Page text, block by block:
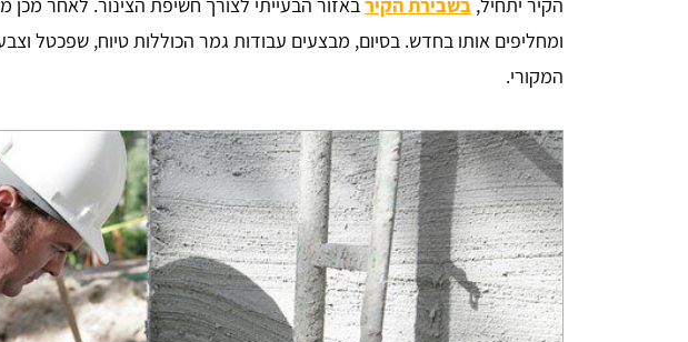
הקיר יתחיל, בשבירת הקירבאזור הבעייתי לצורך חשיפת הצינור. לאחר
ומחליפים אותו בחדש. בסיום, מבצעים עבודות גמר הכוללות טיוח, שפכטל
המקורי.